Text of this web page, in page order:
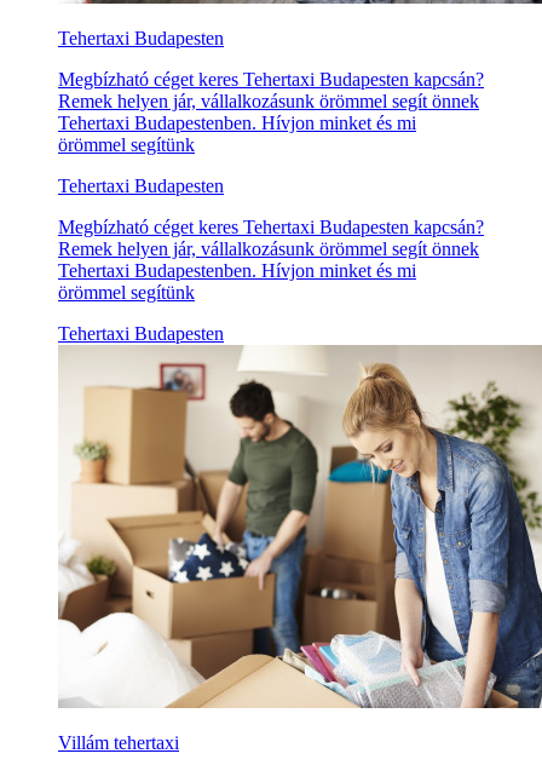
Tehertaxi Budapesten
Megbízható céget keres Tehertaxi Budapesten kapcsán?
Remek helyen jár, vállalkozásunk örömmel segít önnek
Tehertaxi Budapestenben. Hívjon minket és mi
örömmel segítünk
Tehertaxi Budapesten
Megbízható céget keres Tehertaxi Budapesten kapcsán?
Remek helyen jár, vállalkozásunk örömmel segít önnek
Tehertaxi Budapestenben. Hívjon minket és mi
örömmel segítünk
Tehertaxi Budapesten
Villám tehertaxi